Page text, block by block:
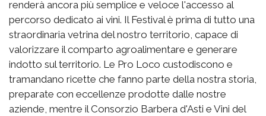
renderà ancora più semplice e veloce l'accesso al
percorso dedicato ai vini. Il Festival è prima di tutto una
straordinaria vetrina del nostro territorio, capace di
valorizzare il comparto agroalimentare e generare
indotto sul territorio. Le Pro Loco custodiscono e
tramandano ricette che fanno parte della nostra storia,
preparate con eccellenze prodotte dalle nostre
aziende, mentre il Consorzio Barbera d'Asti e Vini del